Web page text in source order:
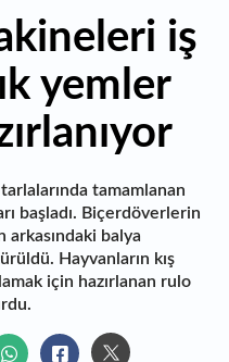
iş
yemler
tamamlanan
başladı. Biçerdöverlerin
arkasındaki balya
Hayvanların kış
için hazırlanan rulo